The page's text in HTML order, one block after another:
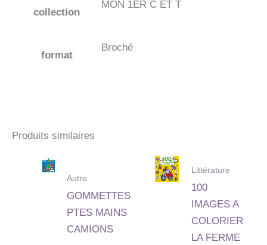
collection
MON 1ER C ET T
format
Broché
Produits similaires
Autre
GOMMETTES
PTES MAINS
CAMIONS
Littérature
100
IMAGES A
COLORIER
LA FERME